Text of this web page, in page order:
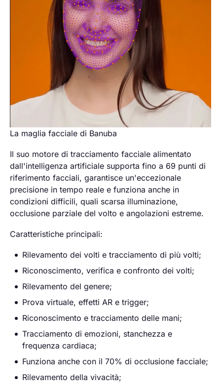
La maglia facciale di Banuba
Il suo motore di tracciamento facciale alimentato
dall'intelligenza artificiale supporta fino a 69 punti di
riferimento facciali, garantisce un'eccezionale
precisione in tempo reale e funziona anche in
condizioni difficili, quali scarsa illuminazione,
occlusione parziale del volto e angolazioni estreme.
Caratteristiche principali:
Rilevamento dei volti e tracciamento di più volti;
Riconoscimento, verifica e confronto dei volti;
Rilevamento del genere;
Prova virtuale, effetti AR e trigger;
Riconoscimento e tracciamento delle mani;
Tracciamento di emozioni, stanchezza e
frequenza cardiaca;
Funziona anche con il 70% di occlusione facciale;
Rilevamento della vivacità;